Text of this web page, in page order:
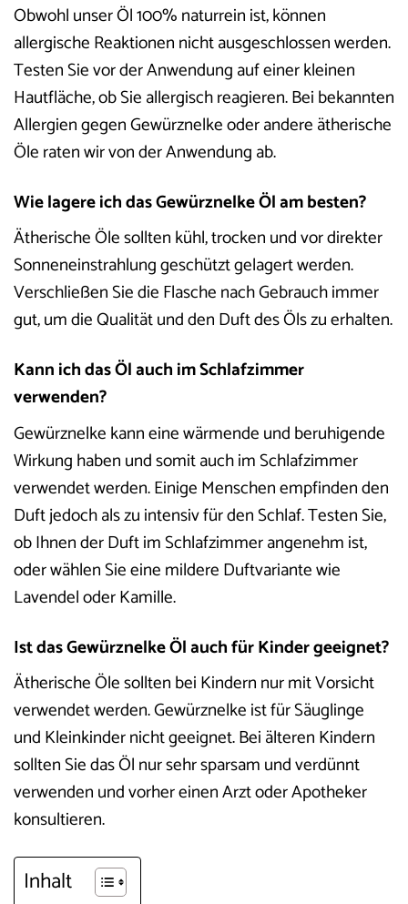
Obwohl unser Öl 100% naturrein ist, können
allergische Reaktionen nicht ausgeschlossen werden.
Testen Sie vor der Anwendung auf einer kleinen
Hautfläche, ob Sie allergisch reagieren. Bei bekannten
Allergien gegen Gewürznelke oder andere ätherische
Öle raten wir von der Anwendung ab.
Wie lagere ich das Gewürznelke Öl am besten?
Ätherische Öle sollten kühl, trocken und vor direkter
Sonneneinstrahlung geschützt gelagert werden.
Verschließen Sie die Flasche nach Gebrauch immer
gut, um die Qualität und den Duft des Öls zu erhalten.
Kann ich das Öl auch im Schlafzimmer
verwenden?
Gewürznelke kann eine wärmende und beruhigende
Wirkung haben und somit auch im Schlafzimmer
verwendet werden. Einige Menschen empfinden den
Duft jedoch als zu intensiv für den Schlaf. Testen Sie,
ob Ihnen der Duft im Schlafzimmer angenehm ist,
oder wählen Sie eine mildere Duftvariante wie
Lavendel oder Kamille.
Ist das Gewürznelke Öl auch für Kinder geeignet?
Ätherische Öle sollten bei Kindern nur mit Vorsicht
verwendet werden. Gewürznelke ist für Säuglinge
und Kleinkinder nicht geeignet. Bei älteren Kindern
sollten Sie das Öl nur sehr sparsam und verdünnt
verwenden und vorher einen Arzt oder Apotheker
konsultieren.
Inhalt